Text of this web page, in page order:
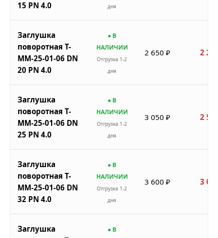
15 PN 4.0
дня
Заглушка
поворотная Т-
ММ-25-01-06 DN
20 PN 4.0
● В
НАЛИЧИИ
Отгрузка 1-2
дня
2 650 ₽ 2
Заглушка
поворотная Т-
ММ-25-01-06 DN
25 PN 4.0
● В
НАЛИЧИИ
Отгрузка 1-2
дня
3 050 ₽ 2
Заглушка
поворотная Т-
ММ-25-01-06 DN
32 PN 4.0
● В
НАЛИЧИИ
Отгрузка 1-2
дня
3 600 ₽ 3
Заглушка
● В